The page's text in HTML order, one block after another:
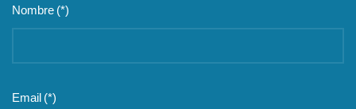
Nombre (*)
Email (*)